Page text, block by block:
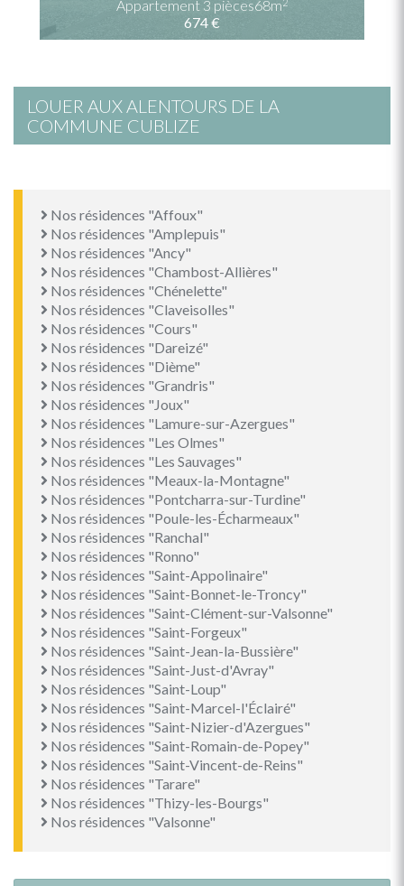
Appartement 3 pièces68m
674 €
LOUER AUX ALENTOURS DE LA
COMMUNE CUBLIZE
Nos résidences "Affoux"
Nos résidences "Amplepuis"
Nos résidences "Ancy"
Nos résidences "Chambost-Allières"
Nos résidences "Chénelette"
Nos résidences "Claveisolles"
Nos résidences "Cours"
Nos résidences "Dareizé"
Nos résidences "Dième"
Nos résidences "Grandris"
Nos résidences "Joux"
Nos résidences "Lamure-sur-Azergues"
Nos résidences "Les Olmes"
Nos résidences "Les Sauvages"
Nos résidences "Meaux-la-Montagne"
Nos résidences "Pontcharra-sur-Turdine"
Nos résidences "Poule-les-Écharmeaux"
Nos résidences "Ranchal"
Nos résidences "Ronno"
Nos résidences "Saint-Appolinaire"
Nos résidences "Saint-Bonnet-le-Troncy"
Nos résidences "Saint-Clément-sur-Valsonne"
Nos résidences "Saint-Forgeux"
Nos résidences "Saint-Jean-la-Bussière"
Nos résidences "Saint-Just-d'Avray"
Nos résidences "Saint-Loup"
Nos résidences "Saint-Marcel-l'Éclairé"
Nos résidences "Saint-Nizier-d'Azergues"
Nos résidences "Saint-Romain-de-Popey"
Nos résidences "Saint-Vincent-de-Reins"
Nos résidences "Tarare"
Nos résidences "Thizy-les-Bourgs"
Nos résidences "Valsonne"